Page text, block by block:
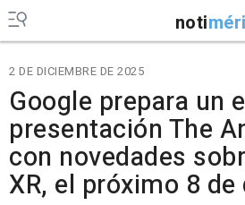
noti
2 DE DICIEMBRE DE 2025
Google prepara un
presentación The
con novedades
XR, el próximo 8